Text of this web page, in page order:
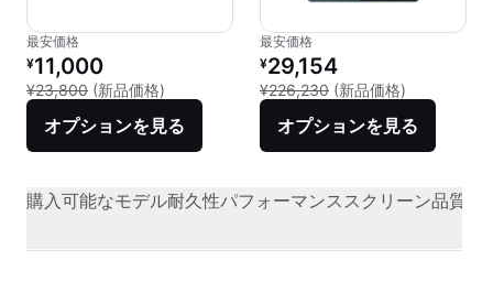
最安価格
リファービッシュ品の価格：
¥11,000
¥23,800 (新品価格) 新品との比較：¥23,800
オプションを見る
最安価格
リファービッシュ品の価格：
¥29,154
¥226,230 (新品価格)
オプションを見る
購入可能なモデル耐久性パフォーマンススクリーン品質